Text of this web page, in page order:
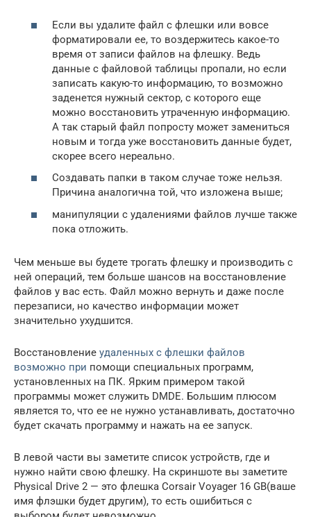
Если вы удалите файл с флешки или вовсе
форматировали ее, то воздержитесь какое-то
время от записи файлов на флешку. Ведь
данные с файловой таблицы пропали, но если
записать какую-то информацию, то возможно
заденется нужный сектор, с которого еще
можно восстановить утраченную информацию.
А так старый файл попросту может замениться
новым и тогда уже восстановить данные будет,
скорее всего нереально.
Создавать папки в таком случае тоже нельзя.
Причина аналогична той, что изложена выше;
манипуляции с удалениями файлов лучше также
пока отложить.
Чем меньше вы будете трогать флешку и производить с
ней операций, тем больше шансов на восстановление
файлов у вас есть. Файл можно вернуть и даже после
перезаписи, но качество информации может
значительно ухудшится.
Восстановление удаленных с флешки файлов
возможно при помощи специальных программ,
установленных на ПК. Ярким примером такой
программы может служить DMDE. Большим плюсом
является то, что ее не нужно устанавливать, достаточно
будет скачать программу и нажать на ее запуск.
В левой части вы заметите список устройств, где и
нужно найти свою флешку. На скриншоте вы заметите
Physical Drive 2 — это флешка Corsair Voyager 16 GB(ваше
имя флэшки будет другим), то есть ошибиться с